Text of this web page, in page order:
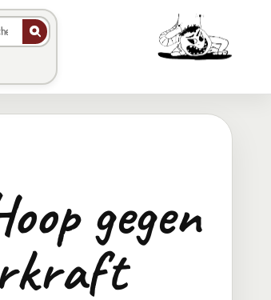
Animierter Srab im
gegen